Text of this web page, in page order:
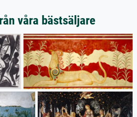
våra bästsäljare